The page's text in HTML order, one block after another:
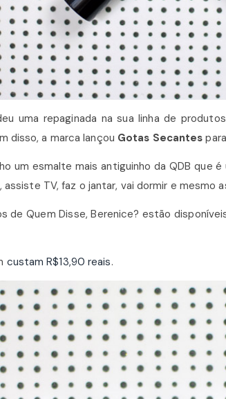
uma repaginada na sua linha de
disso, a marca lançou Gotas Secantes
um esmalte mais antiguinho da QDB que é
TV, faz o jantar, vai dormir e mesmo
de Quem Disse, Berenice? estão
custam R$13,90 reais.